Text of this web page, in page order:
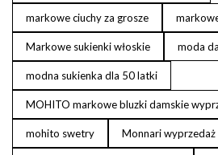
markowe ciuchy za grosze
Markowe sukienki włoskie moda
modna sukienka dla 50 latki
MOHITO markowe bluzki damskie
mohito swetry Monnari wyprzedaż